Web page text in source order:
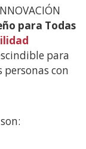
para Todas
para
con